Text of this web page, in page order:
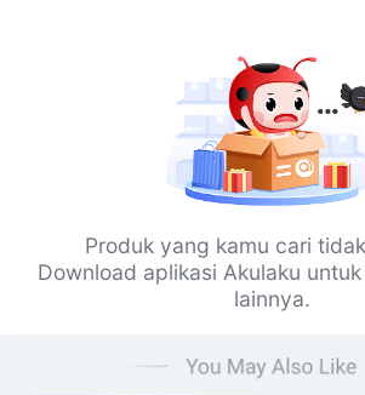
Produk yang kamu cari
Download aplikasi Akulaku
lainnya.